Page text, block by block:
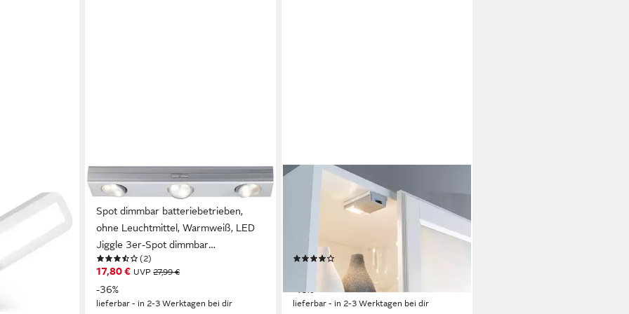
Akku
cm,
Küche,
bei dir
PAULMANN
Unterschrankleuchte LED Jiggle 3er-
Spot dimmbar batteriebetrieben,
ohne Leuchtmittel, Warmweiß, LED
Jiggle 3er-Spot dimmbar
batteriebetrieben
(2)
17,80 € UVP27,99 €
-36%
lieferbar - in 2-3 Werktagen bei dir
LED Unterbauleuchte
Schrankleuchte SnapLED 53x95mm
25lm 2700K Silber, LED fest
integriert, Warmweiß
UVP 18,49 €
-10%
lieferbar - in 2-3 Werktagen bei dir